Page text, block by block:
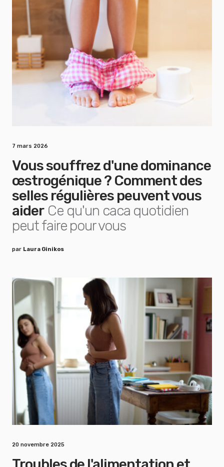
7 mars 2026
Vous souffrez d'une dominance
œstrogénique ? Comment des
selles régulières peuvent vous
aider Ce qu'un caca quotidien
peut faire pour vous
par Laura Ginikos
20 novembre 2025